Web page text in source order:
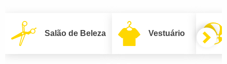
Salão de Beleza Vestuário